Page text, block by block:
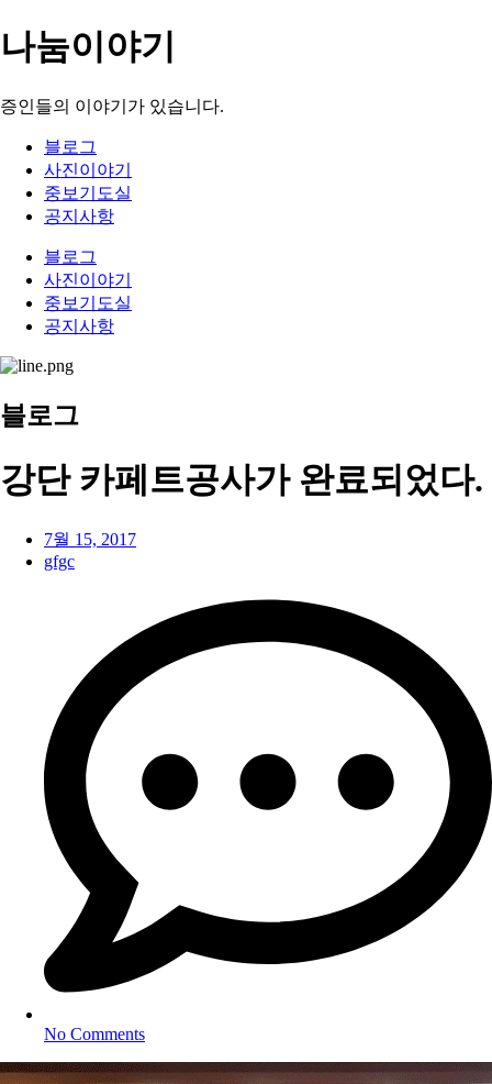
나눔이야기
증인들의 이야기가 있습니다.
블로그
사진이야기
중보기도실
공지사항
블로그
사진이야기
중보기도실
공지사항
블로그
강단 카페트공사가 완료되었다.
7월 15, 2017
gfgc
No Comments